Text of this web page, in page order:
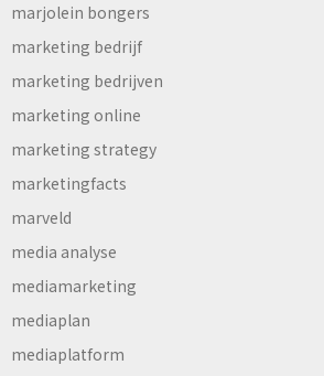
marjolein bongers
marketing bedrijf
marketing bedrijven
marketing online
marketing strategy
marketingfacts
marveld
media analyse
mediamarketing
mediaplan
mediaplatform